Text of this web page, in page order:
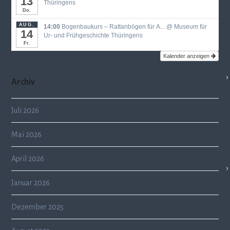
Do.
Thüringens
AUG.
14
Fr.
14:00 Bogenbaukurs ‒ Rattanbögen für A... @ Museum für
Ur- und Frühgeschichte Thüringens
Kalender anzeigen
Archiv
Juli 2026
Mai 2026
April 2026
Januar 2026
Dezember 2025